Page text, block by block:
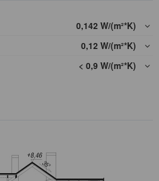
0,142 W/(m²*K)
0,12 W/(m²*K)
< 0,9 W/(m²*K)